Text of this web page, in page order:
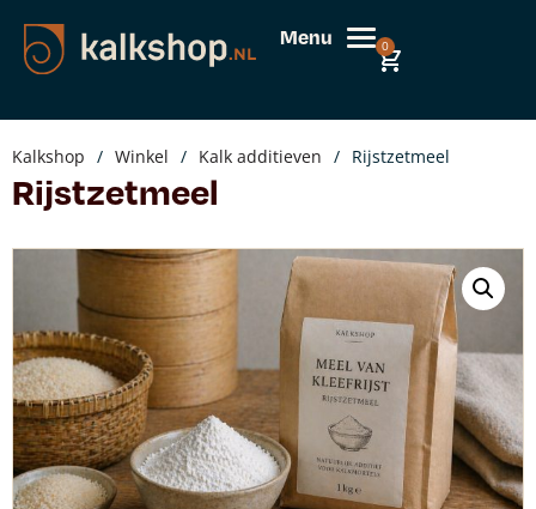
Menu 0
Kalkshop / Winkel / Kalk additieven / Rijstzetmeel
Rijstzetmeel